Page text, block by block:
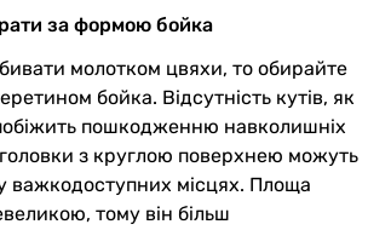
за формою бойка
молотком цвяхи, то обирайте
бойка. Відсутність кутів, як
пошкодженню навколишніх
з круглою поверхнею можуть
важкодоступних місцях. Площа
тому він більш